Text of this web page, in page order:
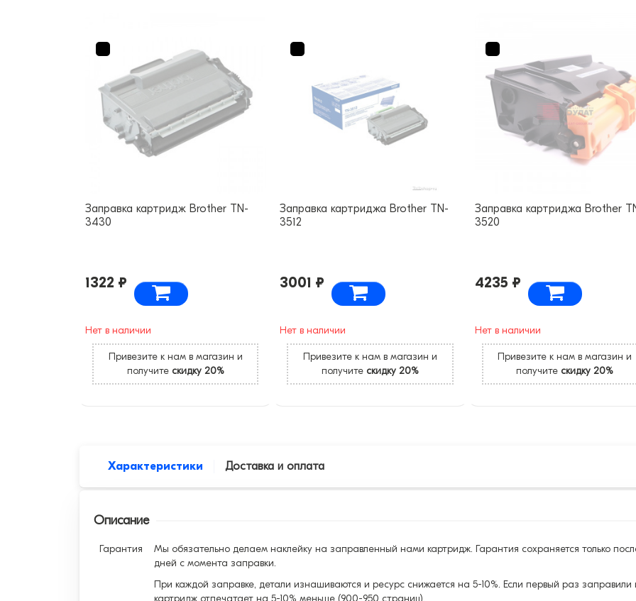
Заправка картридж Brother TN-
3430
1322 ₽
Нет в наличии
Привезите к нам в магазин и
получите скидку 20%
Заправка картриджа Brother TN-
3512
3001 ₽
Нет в наличии
Привезите к нам в магазин и
получите скидку 20%
Заправка картриджа Brother
3520
4235 ₽
Нет в наличии
Привезите к нам в магазин и
получите скидку 20%
Характеристики Доставка и оплата
Описание
Гарантия
Мы обязательно делаем наклейку на заправленный нами картридж. Гарантия сохраняется только
дней с момента заправки.
При каждой заправке, детали изнашиваются и ресурс снижается на 5-10%. Если первый раз
картридж отпечатает на 5-10% меньше (900-950 страниц).